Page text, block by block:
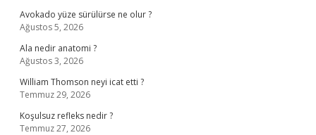
Avokado yüze sürülürse ne olur ?
Ağustos 5, 2026
Ala nedir anatomi ?
Ağustos 3, 2026
William Thomson neyi icat etti ?
Temmuz 29, 2026
Koşulsuz refleks nedir ?
Temmuz 27, 2026